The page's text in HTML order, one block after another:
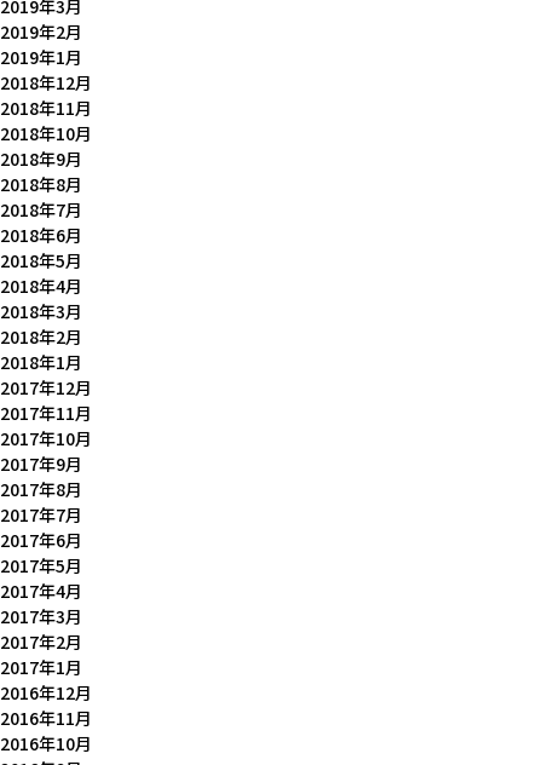
2019年3月
2019年2月
2019年1月
2018年12月
2018年11月
2018年10月
2018年9月
2018年8月
2018年7月
2018年6月
2018年5月
2018年4月
2018年3月
2018年2月
2018年1月
2017年12月
2017年11月
2017年10月
2017年9月
2017年8月
2017年7月
2017年6月
2017年5月
2017年4月
2017年3月
2017年2月
2017年1月
2016年12月
2016年11月
2016年10月